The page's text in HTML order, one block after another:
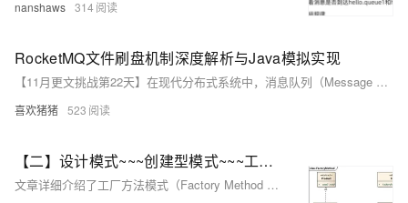
nanshaws 314
RocketMQ文件刷盘机制深度解析与Java模拟实现
【11月更文挑战第22天】在现代分布式系统中，消息队列（Message Queue, MQ）作为一种重要的中间件，扮演着连接不同服务、实现异步通信和消息解耦的关键角色。Apache RocketMQ作为一款高性能的分布式消息中间件，广泛应用于实时数据流处理、日志流处理等场景。为了保证消息的可靠性，RocketMQ引入了一种称为“刷盘”的机制，将消息从内存写入到磁盘中，确保消息持久化。本文将从底层原理、业务场景、概念、功能点等方面深入解析RocketMQ的文件刷盘机制，并使用Java模拟实现类似的功能。
喜欢猪猪 523
【二】设计模式~~~创建型模式~~~工厂方法模式（Java）
文章详细介绍了工厂方法模式（Factory Method Pattern），这是一种创建型设计模式，用于将对象的创建过程委托给多个工厂子类中的某一个，以实现对象创建的封装和扩展性。文章通过日志记录器的实例，展示了工厂方法模式的结构、角色、时序图、代码实现、优点、缺点以及适用环境，并探讨了如何通过配置文件和Java反射机制实现工厂的动态创建。